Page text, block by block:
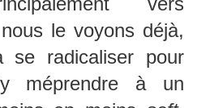
le voyons déjà,
se radicaliser pour
méprendre à un